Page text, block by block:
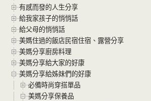
有感而發的人生分享
給我家孩子的悄悄話
給父母的悄悄話
美媽住過的飯店民宿住宿、露營分享
美媽分享廚房料理
美媽分享給大家的好康
美媽分享給姊妹們的好康
必備時尚穿搭單品
美媽分享保養品